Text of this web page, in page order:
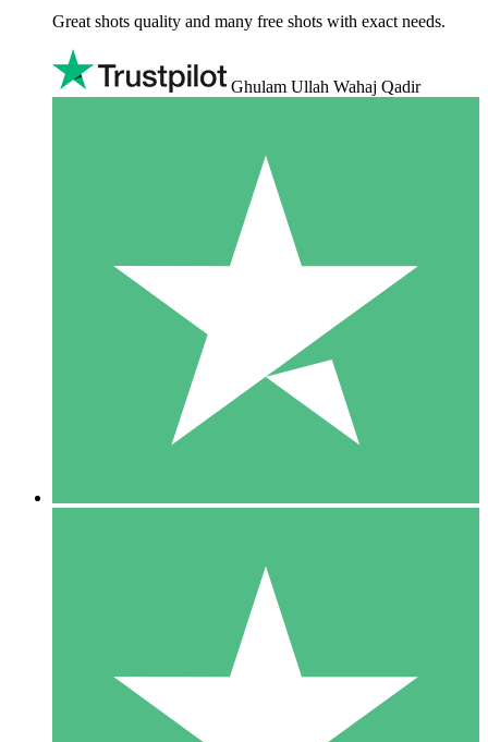
Great shots quality and many free shots with exact needs.
Ghulam Ullah Wahaj Qadir